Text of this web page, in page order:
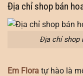
Địa chỉ shop bán
Địa chỉ shop
Em Flora tự hào là